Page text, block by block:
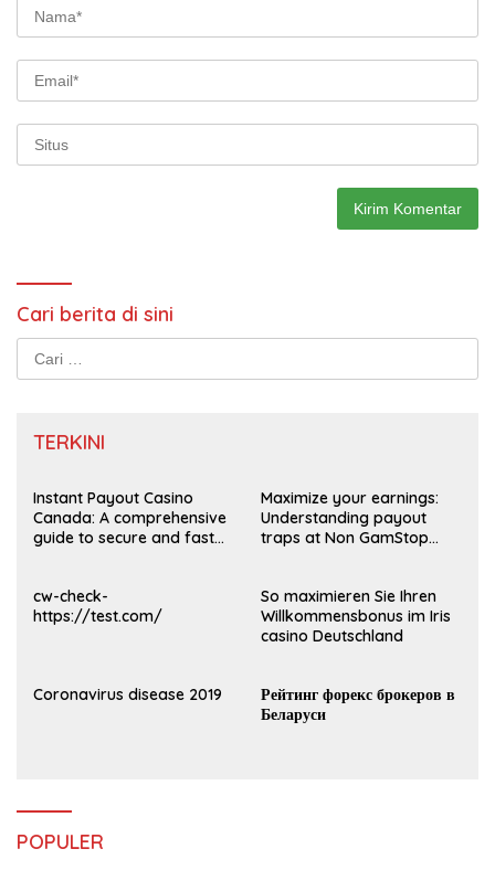
Cari berita di sini
TERKINI
Instant Payout Casino
Canada: A comprehensive
guide to secure and fast
Maximize your earnings:
Understanding payout
traps at Non GamStop
cw-check-
https://test.com/
So maximieren Sie Ihren
Willkommensbonus im Iris
casino Deutschland
Coronavirus disease 2019
Рейтинг форекс брокеров в
Беларуси
POPULER